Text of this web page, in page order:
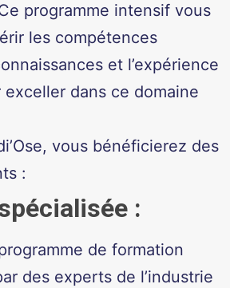
programme intensif vous
les compétences
et l’expérience
exceller dans ce domaine
vous bénéficierez des
:
:
de formation
des experts de l’industrie